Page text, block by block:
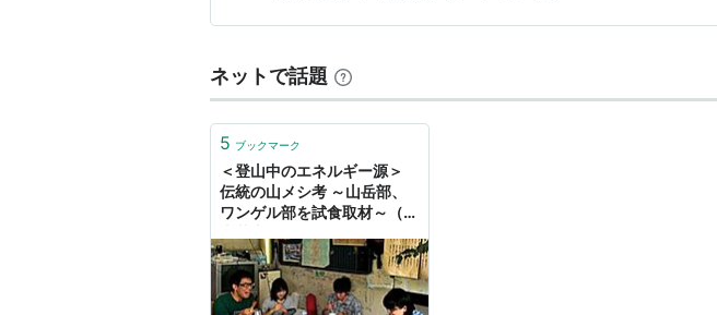
ネットで話題
5 ブックマーク
＜登山中のエネルギー源＞
伝統の山メシ考 ～山岳部、
ワンゲル部を試食取材～（中